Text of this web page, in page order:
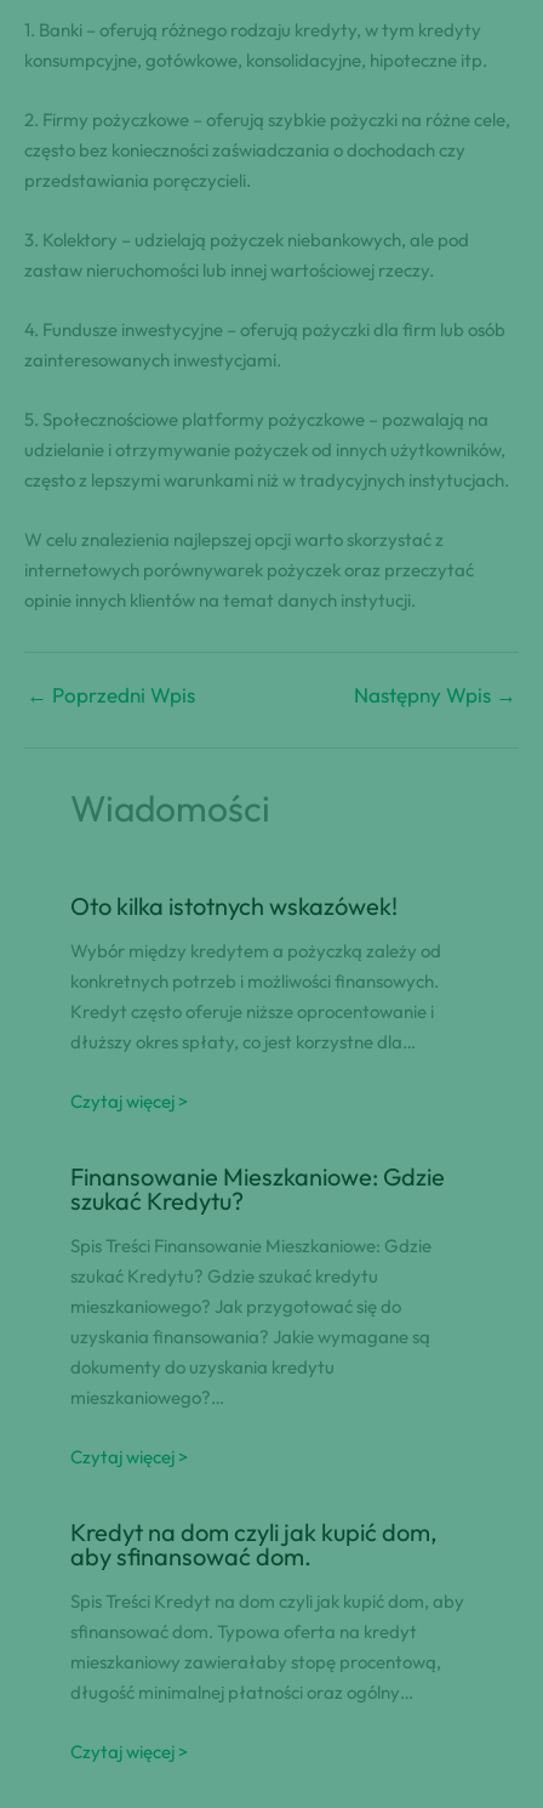
1. Banki – oferują różnego rodzaju kredyty, w tym kredyty
konsumpcyjne, gotówkowe, konsolidacyjne, hipoteczne itp.
2. Firmy pożyczkowe – oferują szybkie pożyczki na różne cele,
często bez konieczności zaświadczania o dochodach czy
przedstawiania poręczycieli.
3. Kolektory – udzielają pożyczek niebankowych, ale pod
zastaw nieruchomości lub innej wartościowej rzeczy.
4. Fundusze inwestycyjne – oferują pożyczki dla firm lub osób
zainteresowanych inwestycjami.
5. Społecznościowe platformy pożyczkowe – pozwalają na
udzielanie i otrzymywanie pożyczek od innych użytkowników,
często z lepszymi warunkami niż w tradycyjnych instytucjach.
W celu znalezienia najlepszej opcji warto skorzystać z
internetowych porównywarek pożyczek oraz przeczytać
opinie innych klientów na temat danych instytucji.
← Poprzedni Wpis Następny Wpis →
Wiadomości
Oto kilka istotnych wskazówek!
Wybór między kredytem a pożyczką zależy od
konkretnych potrzeb i możliwości finansowych.
Kredyt często oferuje niższe oprocentowanie i
dłuższy okres spłaty, co jest korzystne dla…
Czytaj więcej >
Finansowanie Mieszkaniowe: Gdzie
szukać Kredytu?
Spis Treści Finansowanie Mieszkaniowe: Gdzie
szukać Kredytu? Gdzie szukać kredytu
mieszkaniowego? Jak przygotować się do
uzyskania finansowania? Jakie wymagane są
dokumenty do uzyskania kredytu
mieszkaniowego?…
Czytaj więcej >
Kredyt na dom czyli jak kupić dom,
aby sfinansować dom.
Spis Treści Kredyt na dom czyli jak kupić dom, aby
sfinansować dom. Typowa oferta na kredyt
mieszkaniowy zawierałaby stopę procentową,
długość minimalnej płatności oraz ogólny…
Czytaj więcej >